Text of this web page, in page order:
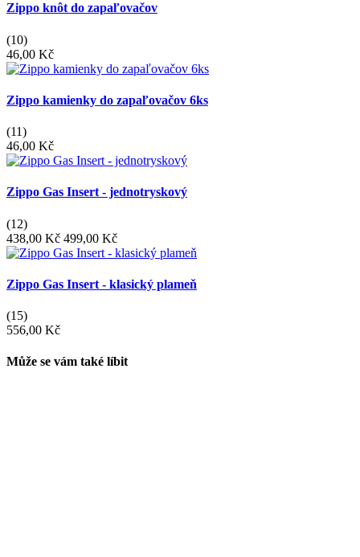
Zippo knôt do zapaľovačov
(10)
46,00 Kč
Zippo kamienky do zapaľovačov 6ks
(11)
46,00 Kč
Zippo Gas Insert - jednotryskový
(12)
438,00 Kč 499,00 Kč
Zippo Gas Insert - klasický plameň
(15)
556,00 Kč
Může se vám také líbit